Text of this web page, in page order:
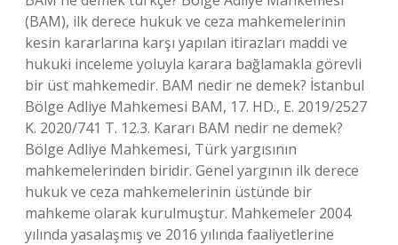
(BAM), ilk derece hukuk ve ceza mahkemelerinin
kesin kararlarına karşı yapılan itirazları maddi ve
hukuki inceleme yoluyla karara bağlamakla görevli
bir üst mahkemedir. BAM nedir ne demek? İstanbul
Bölge Adliye Mahkemesi BAM, 17. HD., E. 2019/2527
K. 2020/741 T. 12.3. Kararı BAM nedir ne demek?
Bölge Adliye Mahkemesi, Türk yargısının
mahkemelerinden biridir. Genel yargının ilk derece
hukuk ve ceza mahkemelerinin üstünde bir
mahkeme olarak kurulmuştur. Mahkemeler 2004
yılında yasalaşmış ve 2016 yılında faaliyetlerine